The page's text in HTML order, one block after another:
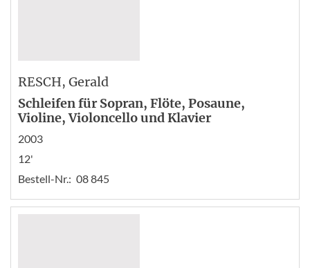
RESCH, Gerald
Schleifen für Sopran, Flöte, Posaune,
Violine, Violoncello und Klavier
2003
12'
Bestell-Nr.: 08 845